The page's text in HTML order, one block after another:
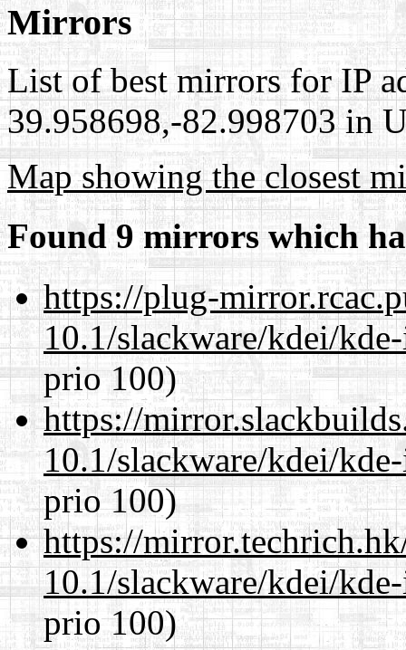
Mirrors
List of best mirrors for IP
39.958698,-82.998703 in
Map showing the closest
Found 9 mirrors which
https://plug-
10.1/slackware/kdei/
prio 100)
https://
10.1/slackware/kdei/
prio 100)
https://
10.1/slackware/kdei/
prio 100)